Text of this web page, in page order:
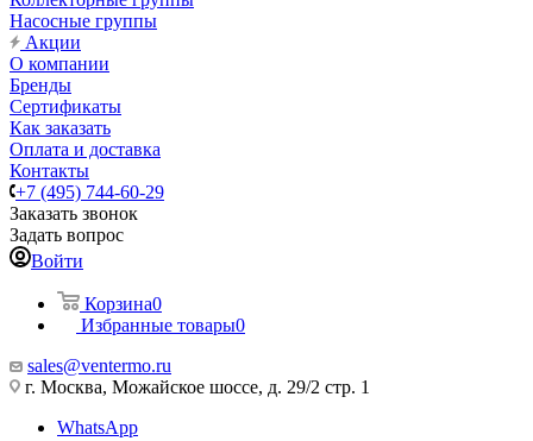
Насосные группы
Акции
О компании
Бренды
Сертификаты
Как заказать
Оплата и доставка
Контакты
+7 (495) 744-60-29
Заказать звонок
Задать вопрос
Войти
Корзина0
Избранные товары0
sales@ventermo.ru
г. Москва, Можайское шоссе, д. 29/2 стр. 1
WhatsApp